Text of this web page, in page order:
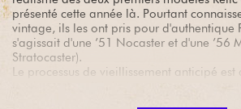
présenté cette année là. Pourtant
vintage, ils les ont pris pour d'authentique
s'agissait d'une ’51 Nocaster et d'une ’56
Stratocaster).
Le processus de vieillissement anticipé est